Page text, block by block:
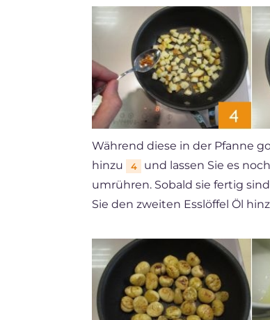
Während diese in der Pfanne
hinzu
4
und lassen Sie es
umrühren. Sobald sie fertig
Sie den zweiten Esslöffel Öl